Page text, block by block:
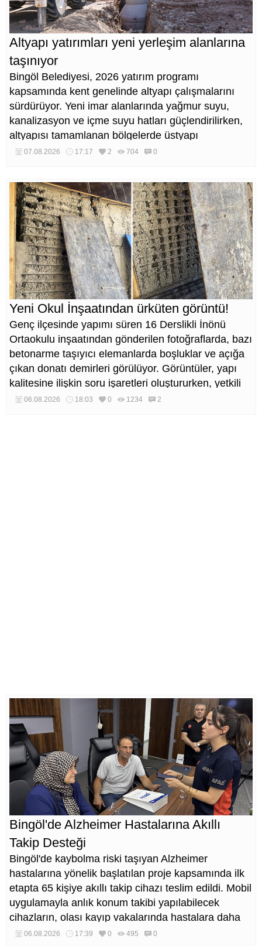
Altyapı yatırımları yeni yerleşim alanlarına
taşınıyor
Bingöl Belediyesi, 2026 yatırım programı
kapsamında kent genelinde altyapı çalışmalarını
sürdürüyor. Yeni imar alanlarında yağmur suyu,
kanalizasyon ve içme suyu hatları güçlendirilirken,
altyapısı tamamlanan bölgelerde üstyapı
düzenlemeleri de eş zamanlı yürütülüyor.
07.08.2026 17:17 2 704 0
Yeni Okul İnşaatından ürküten görüntü!
Genç ilçesinde yapımı süren 16 Derslikli İnönü
Ortaokulu inşaatından gönderilen fotoğraflarda, bazı
betonarme taşıyıcı elemanlarda boşluklar ve açığa
çıkan donatı demirleri görülüyor. Görüntüler, yapı
kalitesine ilişkin soru işaretleri oluştururken, yetkili
kurumların teknik inceleme yapması çağrısı yapıldı.
06.08.2026 18:03 0 1234 2
Bingöl'de Alzheimer Hastalarına Akıllı
Takip Desteği
Bingöl'de kaybolma riski taşıyan Alzheimer
hastalarına yönelik başlatılan proje kapsamında ilk
etapta 65 kişiye akıllı takip cihazı teslim edildi. Mobil
uygulamayla anlık konum takibi yapılabilecek
cihazların, olası kayıp vakalarında hastalara daha
kısa sürede ulaşılmasını sağlaması hedefleniyor.
06.08.2026 17:39 0 495 0